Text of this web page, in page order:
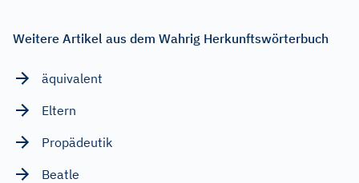
Weitere Artikel aus dem Wahrig Herkunftswörterbuch
äquivalent
Eltern
Propädeutik
Beatle